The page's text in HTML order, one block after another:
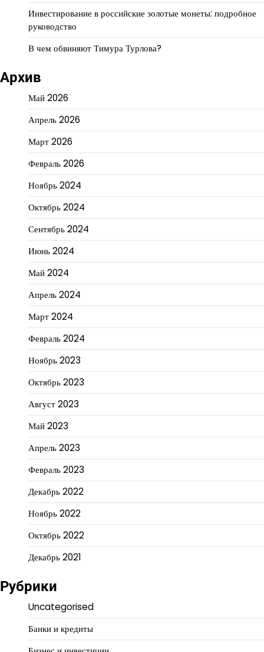
Инвестирование в российские золотые монеты: подробное
руководство
В чем обвиняют Тимура Турлова?
Архив
Май 2026
Апрель 2026
Март 2026
Февраль 2026
Ноябрь 2024
Октябрь 2024
Сентябрь 2024
Июнь 2024
Май 2024
Апрель 2024
Март 2024
Февраль 2024
Ноябрь 2023
Октябрь 2023
Август 2023
Май 2023
Апрель 2023
Февраль 2023
Декабрь 2022
Ноябрь 2022
Октябрь 2022
Декабрь 2021
Рубрики
Uncategorised
Банки и кредиты